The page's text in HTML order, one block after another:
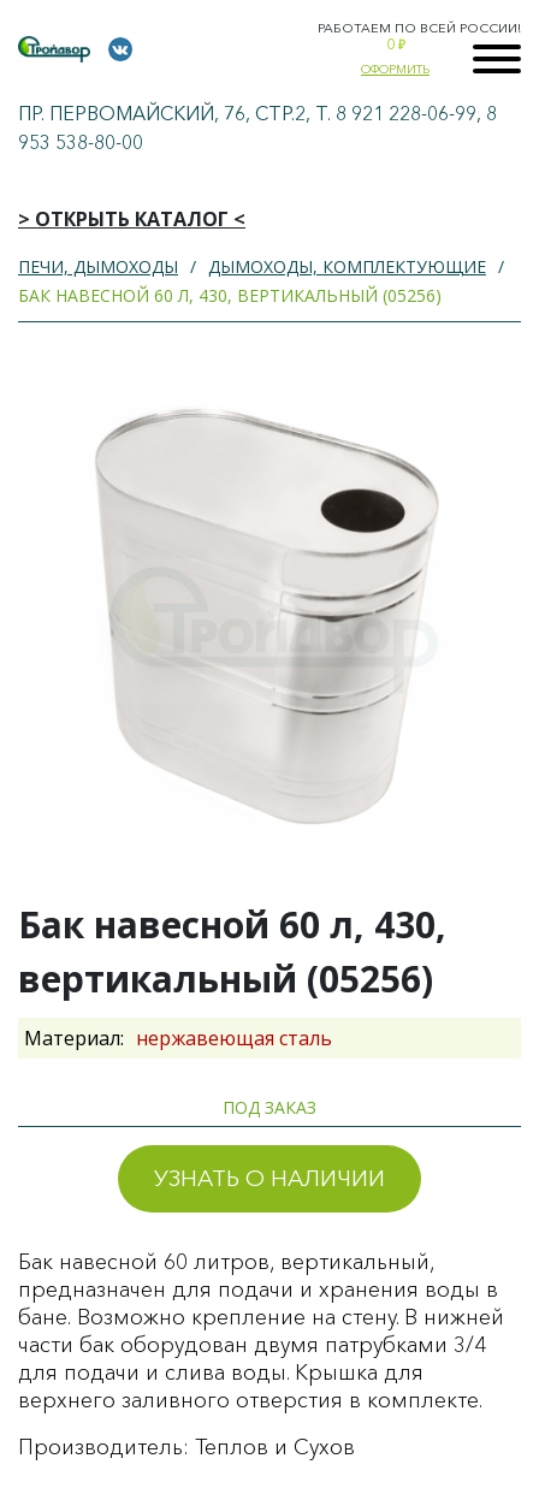
РАБОТАЕМ ПО ВСЕЙ РОССИИ!
0 ₽
ОФОРМИТЬ
ПР. ПЕРВОМАЙСКИЙ, 76, СТР.2, Т. 8 921 228-06-99, 8
953 538-80-00
> ОТКРЫТЬ КАТАЛОГ <
ПЕЧИ, ДЫМОХОДЫ
ДЫМОХОДЫ, КОМПЛЕКТУЮЩИЕ
БАК НАВЕСНОЙ 60 Л, 430, ВЕРТИКАЛЬНЫЙ (05256)
Бак навесной 60 л, 430,
вертикальный (05256)
Материал: нержавеющая сталь
ПОД ЗАКАЗ
УЗНАТЬ О НАЛИЧИИ
Бак навесной 60 литров, вертикальный,
предназначен для подачи и хранения воды в
бане. Возможно крепление на стену. В нижней
части бак оборудован двумя патрубками 3/4
для подачи и слива воды. Крышка для
верхнего заливного отверстия в комплекте.
Производитель: Теплов и Сухов